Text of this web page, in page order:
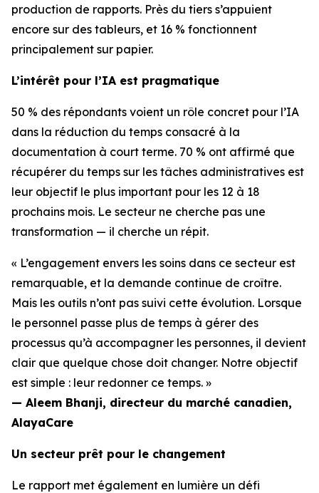
production de rapports. Près du tiers s’appuient
encore sur des tableurs, et 16 % fonctionnent
principalement sur papier.
L’intérêt pour l’IA est pragmatique
50 % des répondants voient un rôle concret pour l’IA
dans la réduction du temps consacré à la
documentation à court terme. 70 % ont affirmé que
récupérer du temps sur les tâches administratives est
leur objectif le plus important pour les 12 à 18
prochains mois. Le secteur ne cherche pas une
transformation — il cherche un répit.
« L’engagement envers les soins dans ce secteur est
remarquable, et la demande continue de croître.
Mais les outils n’ont pas suivi cette évolution. Lorsque
le personnel passe plus de temps à gérer des
processus qu’à accompagner les personnes, il devient
clair que quelque chose doit changer. Notre objectif
est simple : leur redonner ce temps. »
— Aleem Bhanji, directeur du marché canadien,
AlayaCare
Un secteur prêt pour le changement
Le rapport met également en lumière un défi